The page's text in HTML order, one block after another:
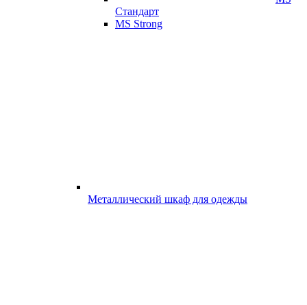
Стандарт
MS Strong
Металлический шкаф для одежды